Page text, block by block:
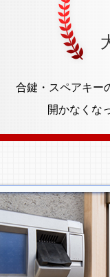
合鍵・スペアキー
開かなくな